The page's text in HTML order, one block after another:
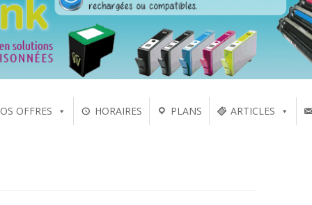
au
OFFRES HORAIRES PLANS ARTICLES